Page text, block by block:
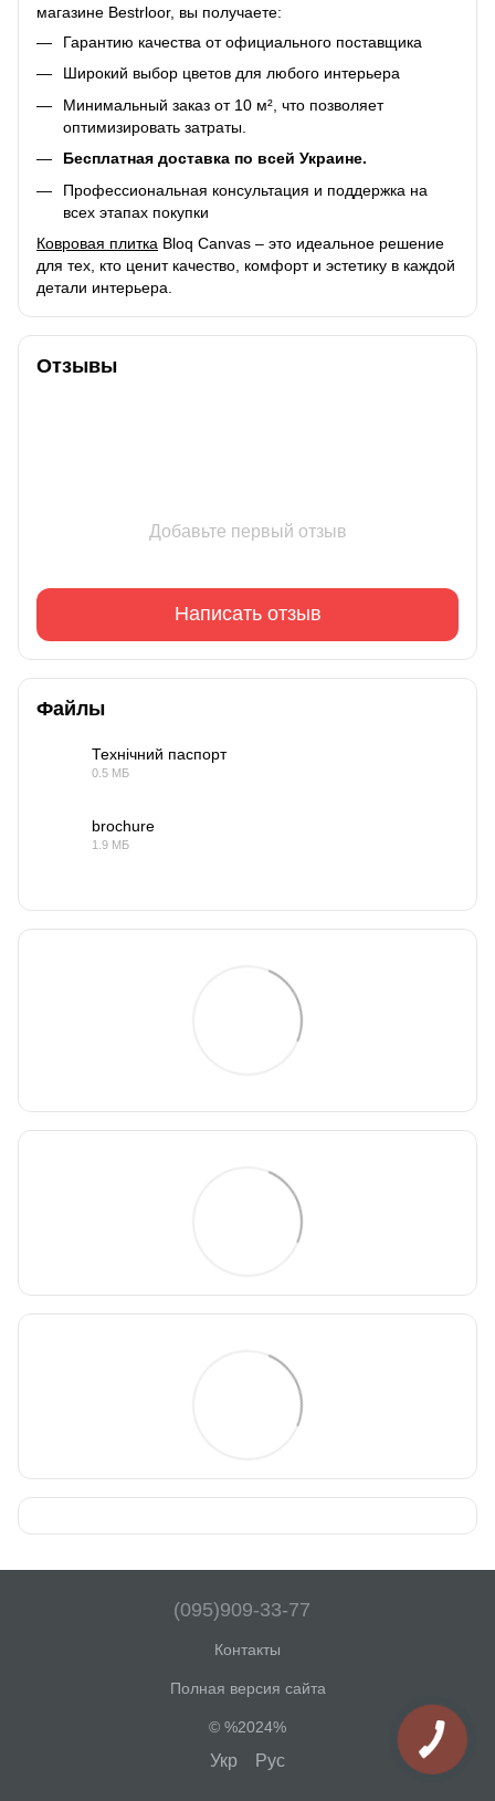
магазине Bestrloor, вы получаете:
Гарантию качества от официального поставщика
Широкий выбор цветов для любого интерьера
Минимальный заказ от 10 м², что позволяет
оптимизировать затраты.
Бесплатная доставка по всей Украине.
Профессиональная консультация и поддержка на
всех этапах покупки
Ковровая плитка Bloq Canvas – это идеальное решение
для тех, кто ценит качество, комфорт и эстетику в каждой
детали интерьера.
Отзывы
Добавьте первый отзыв
Написать отзыв
Файлы
Технічний паспорт
0.5 МБ
brochure
1.9 МБ
(095)909-33-77
Контакты
Полная версия сайта
© %2024%
Укр Рус